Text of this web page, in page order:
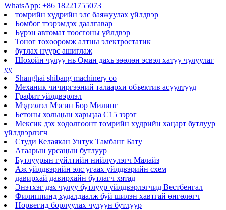
WhatsApp: +86 18221755073
төмрийн хүдрийн элс баяжуулах үйлдвэр
Бөмбөг тээрэмдэх даалгавар
Бүрэн автомат тоосгоны үйлдвэр
Тоног төхөөрөмж алтны электростатик
бутлах нүүрс ашиглаж
Шохойн чулуу нь Оман дахь зөөлөн эсвэл хатуу чулуулаг
уу
Shanghai shibang machinery co
Механик чичиргээний талаархи объектив асуултууд
Графит үйлдвэрлэл
Мэдээлэл Мэсин Бор Милинг
Бетоны хольцын харьцаа C15 зэрэг
Мексик дэх хөдөлгөөнт төмрийн хүдрийн хацарт бутлуур
үйлдвэрлэгч
Студи Келаякан Унтук Тамбанг Бату
Агаарын урсацын бутлуур
Бутлуурын гүйлтийн нийлүүлэгч Малайз
Аж үйлдвэрийн элс угаах үйлдвэрийн схем
давирхай давирхайн бутлагч хятад
Энэтхэг дэх чулуу бутлуур үйлдвэрлэгчид Вестбенгал
Филиппинд худалдаалж буй шилэн хавтгай өнгөлөгч
Норвегид борлуулах чулуун бутлуур